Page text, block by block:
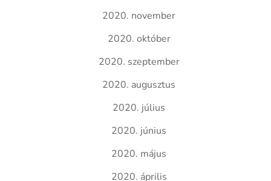
2020. november
2020. október
2020. szeptember
2020. augusztus
2020. július
2020. június
2020. május
2020. április